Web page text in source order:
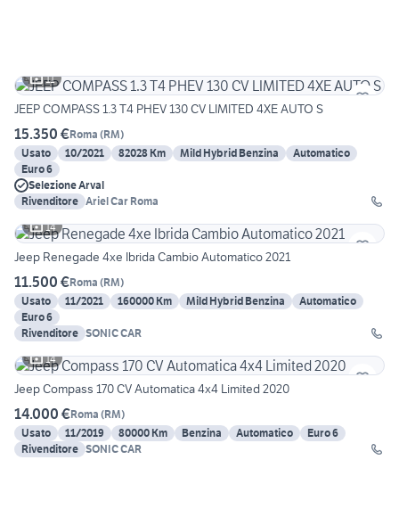
11
JEEP COMPASS 1.3 T4 PHEV 130 CV LIMITED 4XE AUTO S
15.350 €Roma (RM)
Usato
10/2021 82028 Km Mild Hybrid Benzina
Automatico
Euro 6
Selezione Arval
Rivenditore Ariel Car Roma
14
Jeep Renegade 4xe Ibrida Cambio Automatico 2021
11.500 €Roma (RM)
Usato
11/2021 160000 Km Mild Hybrid Benzina
Automatico
Euro 6
Rivenditore SONIC CAR
14
Jeep Compass 170 CV Automatica 4x4 Limited 2020
14.000 €Roma (RM)
Usato
11/2019 80000 Km Benzina Automatico
Euro 6
Rivenditore SONIC CAR